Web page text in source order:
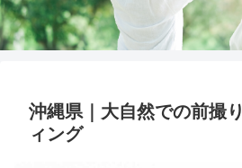
沖縄県｜大自然での前撮
ィング